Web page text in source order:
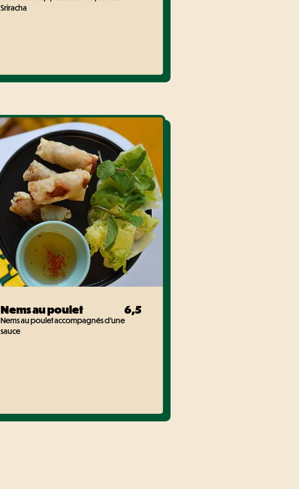
Sriracha
Nems au poulet 6,5
Nems au poulet accompagnés d'une
sauce